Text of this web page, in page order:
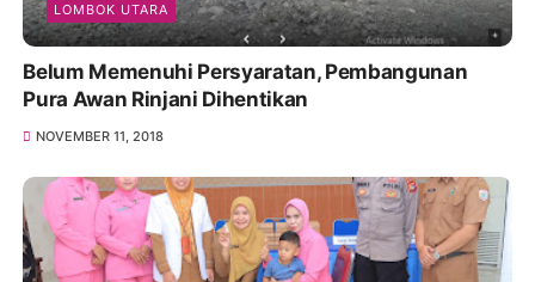
LOMBOK UTARA
Belum Memenuhi Persyaratan, Pembangunan
Pura Awan Rinjani Dihentikan
NOVEMBER 11, 2018